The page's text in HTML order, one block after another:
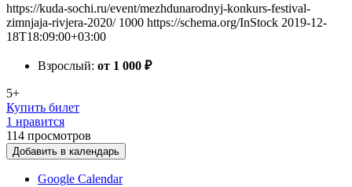
https://kuda-sochi.ru/event/mezhdunarodnyj-konkurs-festival-
zimnjaja-rivjera-2020/ 1000 https://schema.org/InStock 2019-12-
18T18:09:00+03:00
Взрослый: от 1 000 ₽
5+
Купить билет
1 нравится
114 просмотров
Добавить в календарь
Google Calendar